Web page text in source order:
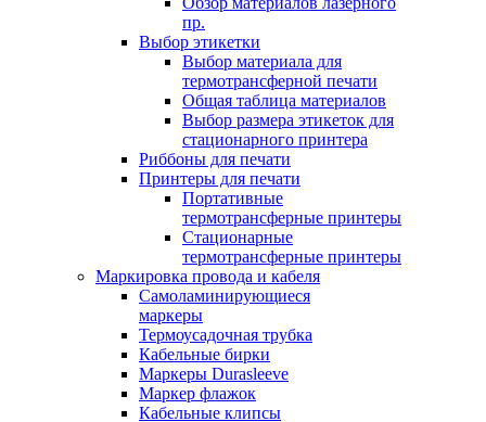
пр.
Выбор этикетки
Выбор материала для
термотрансферной печати
Общая таблица материалов
Выбор размера этикеток для
стационарного принтера
Риббоны для печати
Принтеры для печати
Портативные
термотрансферные принтеры
Стационарные
термотрансферные принтеры
Маркировка провода и кабеля
Самоламинирующиеся
маркеры
Термоусадочная трубка
Кабельные бирки
Маркеры Durasleeve
Маркер флажок
Кабельные клипсы